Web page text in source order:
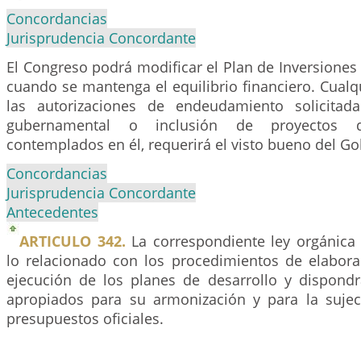
Concordancias
Jurisprudencia Concordante
El Congreso podrá modificar el Plan de
cuando se mantenga el equilibrio financiero.
las autorizaciones de endeudamiento
gubernamental o inclusión de proyectos
contemplados en él, requerirá el visto bueno del
Concordancias
Jurisprudencia Concordante
Antecedentes
ARTICULO 342. La correspondiente ley
lo relacionado con los procedimientos de
ejecución de los planes de desarrollo y
apropiados para su armonización y para la
presupuestos oficiales.